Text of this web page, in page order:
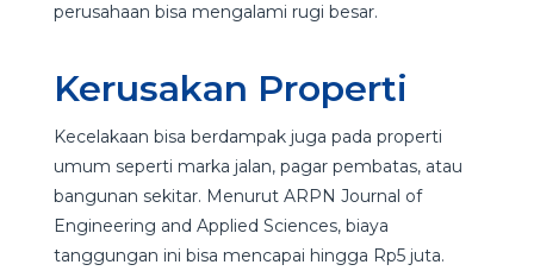
perusahaan bisa mengalami rugi besar.
Kerusakan Properti
Kecelakaan bisa berdampak juga pada properti
umum seperti marka jalan, pagar pembatas, atau
bangunan sekitar. Menurut ARPN Journal of
Engineering and Applied Sciences, biaya
tanggungan ini bisa mencapai hingga Rp5 juta.